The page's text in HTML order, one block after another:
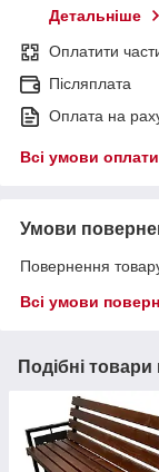
Детальніше
Оплатити
Післяплата
Оплата на
Всі умови оплати
Умови
Повернення
Всі умови
Подібні товари